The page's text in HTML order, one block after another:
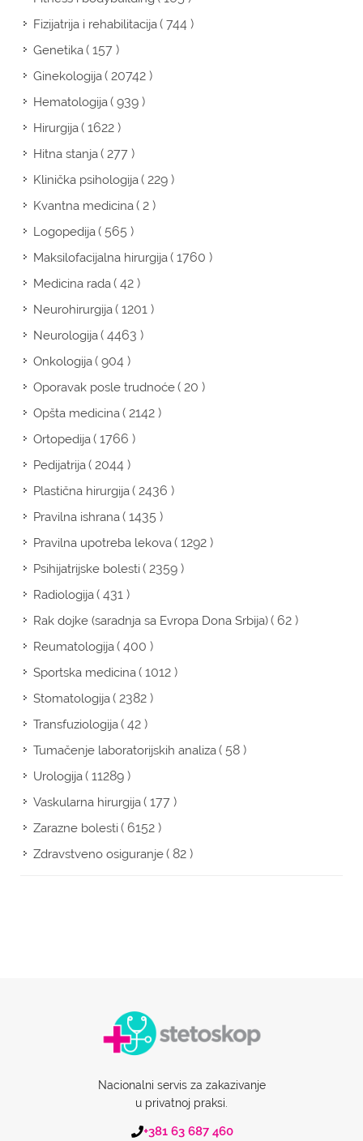
Fizijatrija i rehabilitacija( 744 )
Genetika( 157 )
Ginekologija( 20742 )
Hematologija( 939 )
Hirurgija( 1622 )
Hitna stanja( 277 )
Klinička psihologija( 229 )
Kvantna medicina( 2 )
Logopedija( 565 )
Maksilofacijalna hirurgija( 1760 )
Medicina rada( 42 )
Neurohirurgija( 1201 )
Neurologija( 4463 )
Onkologija( 904 )
Oporavak posle trudnoće( 20 )
Opšta medicina( 2142 )
Ortopedija( 1766 )
Pedijatrija( 2044 )
Plastična hirurgija( 2436 )
Pravilna ishrana( 1435 )
Pravilna upotreba lekova( 1292 )
Psihijatrijske bolesti( 2359 )
Radiologija( 431 )
Rak dojke (saradnja sa Evropa Dona Srbija)( 62 )
Reumatologija( 400 )
Sportska medicina( 1012 )
Stomatologija( 2382 )
Transfuziologija( 42 )
Tumačenje laboratorijskih analiza( 58 )
Urologija( 11289 )
Vaskularna hirurgija( 177 )
Zarazne bolesti( 6152 )
Zdravstveno osiguranje( 82 )
Nacionalni servis za zakazivanje
u privatnoj praksi.
+381 63 687 460